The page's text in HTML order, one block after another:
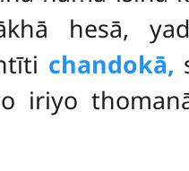
hesā,
chandokā,
iriyo